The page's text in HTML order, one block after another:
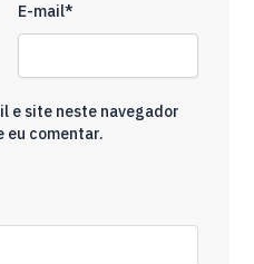
E-mail*
e site neste navegador
eu comentar.